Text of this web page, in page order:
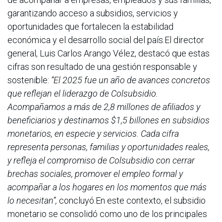
garantizando acceso a subsidios, servicios y
oportunidades que fortalecen la estabilidad
económica y el desarrollo social del país.El director
general, Luis Carlos Arango Vélez, destacó que estas
cifras son resultado de una gestión responsable y
sostenible: “El 2025 fue un año de avances concretos
que reflejan el liderazgo de Colsubsidio.
Acompañamos a más de 2,8 millones de afiliados y
beneficiarios y destinamos $1,5 billones en subsidios
monetarios, en especie y servicios. Cada cifra
representa personas, familias y oportunidades reales,
y refleja el compromiso de Colsubsidio con cerrar
brechas sociales, promover el empleo formal y
acompañar a los hogares en los momentos que más
lo necesitan”, concluyó.En este contexto, el subsidio
monetario se consolidó como uno de los principales